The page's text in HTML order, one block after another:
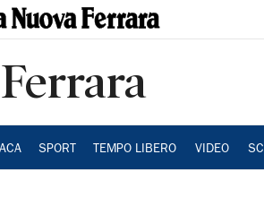
Ferrara
SPORT TEMPO LIBERO VIDEO